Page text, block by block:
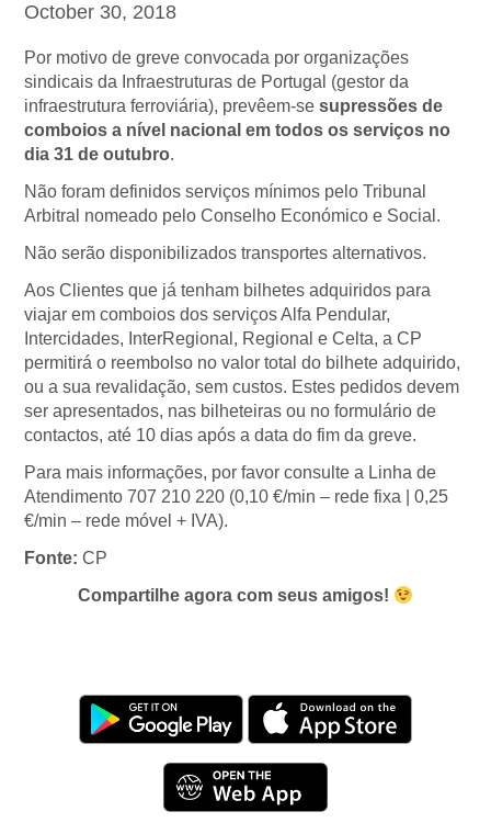
October 30, 2018
Por motivo de greve convocada por organizações
sindicais da Infraestruturas de Portugal (gestor da
infraestrutura ferroviária), prevêem-se supressões de
comboios a nível nacional em todos os serviços no
dia 31 de outubro.
Não foram definidos serviços mínimos pelo Tribunal
Arbitral nomeado pelo Conselho Económico e Social.
Não serão disponibilizados transportes alternativos.
Aos Clientes que já tenham bilhetes adquiridos para
viajar em comboios dos serviços Alfa Pendular,
Intercidades, InterRegional, Regional e Celta, a CP
permitirá o reembolso no valor total do bilhete adquirido,
ou a sua revalidação, sem custos. Estes pedidos devem
ser apresentados, nas bilheteiras ou no formulário de
contactos, até 10 dias após a data do fim da greve.
Para mais informações, por favor consulte a Linha de
Atendimento 707 210 220 (0,10 €/min – rede fixa | 0,25
€/min – rede móvel + IVA).
Fonte: CP
Compartilhe agora com seus amigos!